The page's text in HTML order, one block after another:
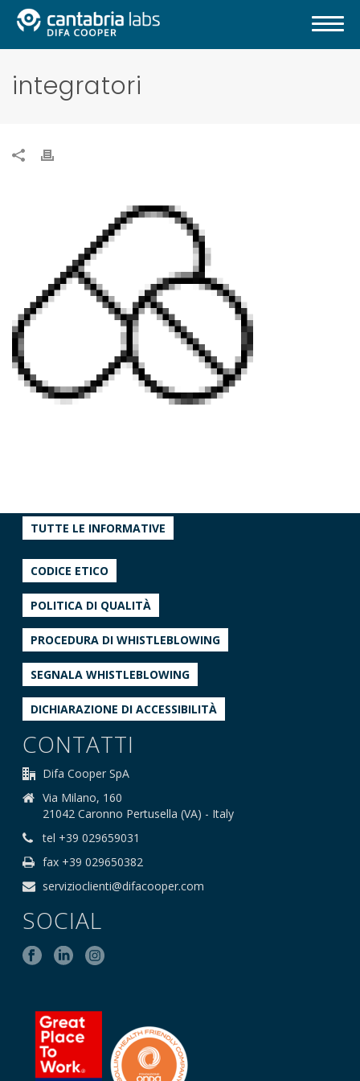
integratori
TUTTE LE INFORMATIVE
CODICE ETICO
POLITICA DI QUALITÀ
PROCEDURA DI WHISTLEBLOWING
SEGNALA WHISTLEBLOWING
DICHIARAZIONE DI ACCESSIBILITÀ
CONTATTI
Difa Cooper SpA
Via Milano, 160
21042 Caronno Pertusella (VA) - Italy
tel +39 029659031
fax +39 029650382
servizioclienti@difacooper.com
SOCIAL